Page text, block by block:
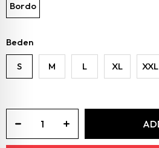
Bordo
Beden
S M L XL XXL